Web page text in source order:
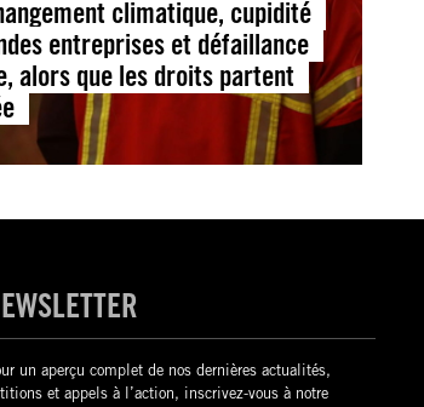
climatique, cupidité
entreprises et défaillance
alors que les droits partent
un aperçu complet de nos dernières actualités,
et appels à l’action, inscrivez-vous à notre